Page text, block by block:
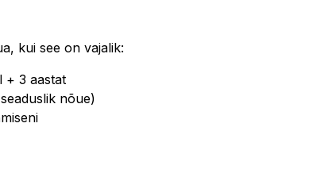
kui see on vajalik:
+ 3 aastat
nõue)